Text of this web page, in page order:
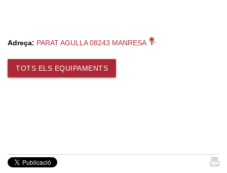
Adreça: PARAT AGULLA 08243 MANRESA
TOTS ELS EQUIPAMENTS